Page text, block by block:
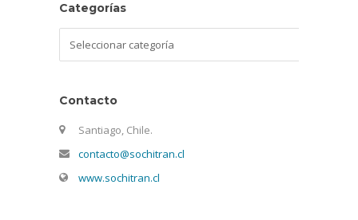
Categorías
Contacto
Santiago, Chile.
contacto@sochitran.cl
www.sochitran.cl